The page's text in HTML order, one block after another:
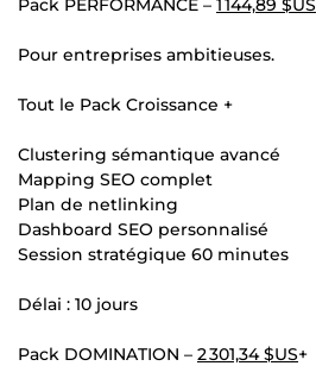
Pack PERFORMANCE – 1 144,89 $US
Pour entreprises ambitieuses.
Tout le Pack Croissance +
Clustering sémantique avancé
Mapping SEO complet
Plan de netlinking
Dashboard SEO personnalisé
Session stratégique 60 minutes
Délai : 10 jours
Pack DOMINATION – 2 301,34 $US+